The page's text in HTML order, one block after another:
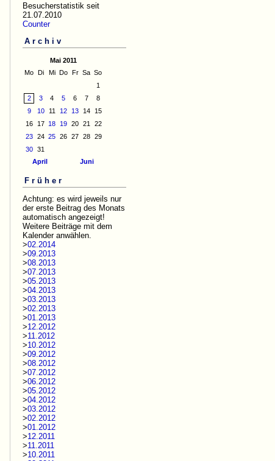
Besucherstatistik seit
21.07.2010
Counter
Archiv
Mai 2011
Mo
Di Mi Do Fr Sa So
1
2
3 4 5 6 7
8
9
10 11 12 13 14
15
16
17 18 19 20 21
22
23
24 25 26 27 28
29
30
31
April
Juni
Früher
Achtung: es wird jeweils nur
der erste Beitrag des Monats
automatisch angezeigt!
Weitere Beiträge mit dem
Kalender anwählen.
>02.2014
>09.2013
>08.2013
>07.2013
>05.2013
>04.2013
>03.2013
>02.2013
>01.2013
>12.2012
>11.2012
>10.2012
>09.2012
>08.2012
>07.2012
>06.2012
>05.2012
>04.2012
>03.2012
>02.2012
>01.2012
>12.2011
>11.2011
>10.2011